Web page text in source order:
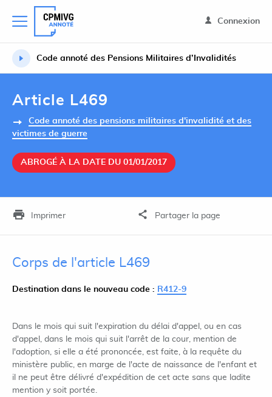
Connexion
Code annoté des Pensions Militaires d’Invalidités
Article L469
Code annoté des pensions militaires d'invalidité et des
victimes de guerre
ABROGÉ À LA DATE DU 01/01/2017
Imprimer Partager la page
Corps de l'article L469
Destination dans le nouveau code : R412-9
Dans le mois qui suit l'expiration du délai d'appel, ou en cas
d'appel, dans le mois qui suit l'arrêt de la cour, mention de
l'adoption, si elle a été prononcée, est faite, à la requête du
ministère public, en marge de l'acte de naissance de l'enfant et
il ne peut être délivré d'expédition de cet acte sans que ladite
mention y soit portée.